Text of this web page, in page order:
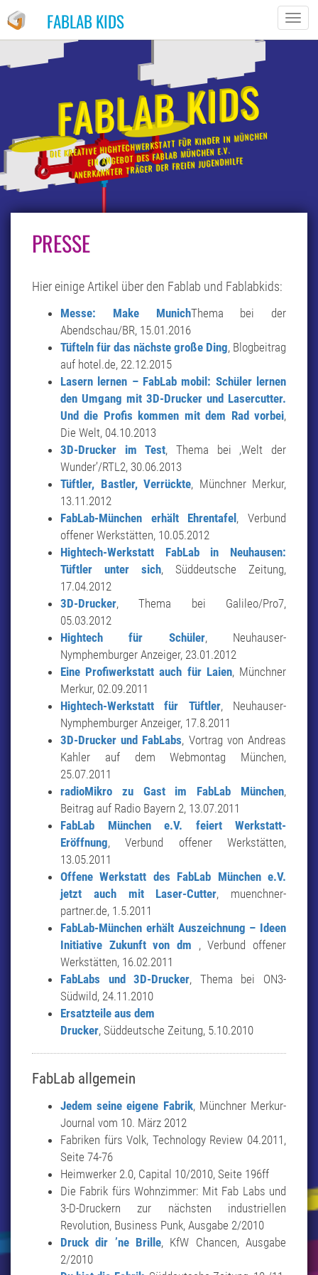
FABLAB KIDS
FABLAB KIDS
DIE KREATIVE HIGHTECHWERKSTATT FÜR KINDER IN MÜNCHEN
EIN ANGEBOT DES FABLAB MÜNCHEN E.V.
ANERKANNTER TRÄGER DER FREIEN JUGENDHILFE
PRESSE
Hier einige Artikel über den Fablab und Fablabkids:
Messe: Make MunichThema bei der
Abendschau/BR, 15.01.2016
Tüfteln für das nächste große Ding, Blogbeitrag
auf hotel.de, 22.12.2015
Lasern lernen – FabLab mobil: Schüler lernen
den Umgang mit 3D-Drucker und Lasercutter.
Und die Profis kommen mit dem Rad vorbei,
Die Welt, 04.10.2013
3D-Drucker im Test, Thema bei ‚Welt der
Wunder’/RTL2, 30.06.2013
Tüftler, Bastler, Verrückte, Münchner Merkur,
13.11.2012
FabLab-München erhält Ehrentafel , Verbund
offener Werkstätten, 10.05.2012
Hightech-Werkstatt FabLab in Neuhausen:
Tüftler unter sich, Süddeutsche Zeitung,
17.04.2012
3D-Drucker, Thema bei Galileo/Pro7,
05.03.2012
Hightech für Schüler, Neuhauser-
Nymphemburger Anzeiger, 23.01.2012
Eine Profiwerkstatt auch für Laien, Münchner
Merkur, 02.09.2011
Hightech-Werkstatt für Tüftler, Neuhauser-
Nymphemburger Anzeiger, 17.8.2011
3D-Drucker und FabLabs, Vortrag von Andreas
Kahler auf dem Webmontag München,
25.07.2011
radioMikro zu Gast im FabLab München,
Beitrag auf Radio Bayern 2, 13.07.2011
FabLab München e.V. feiert Werkstatt-
Eröffnung, Verbund offener Werkstätten,
13.05.2011
Offene Werkstatt des FabLab München e.V.
jetzt auch mit Laser-Cutter, muenchner-
partner.de, 1.5.2011
FabLab-München erhält Auszeichnung – Ideen
Initiative Zukunft von dm , Verbund offener
Werkstätten, 16.02.2011
FabLabs und 3D-Drucker, Thema bei ON3-
Südwild, 24.11.2010
Ersatzteile aus dem
Drucker, Süddeutsche Zeitung, 5.10.2010
FabLab allgemein
Jedem seine eigene Fabrik, Münchner Merkur-
Journal vom 10. März 2012
Fabriken fürs Volk, Technology Review 04.2011,
Seite 74-76
Heimwerker 2.0, Capital 10/2010, Seite 196ff
Die Fabrik fürs Wohnzimmer: Mit Fab Labs und
3-D-Druckern zur nächsten industriellen
Revolution, Business Punk, Ausgabe 2/2010
Druck dir ’ne Brille, KfW Chancen, Ausgabe
2/2010